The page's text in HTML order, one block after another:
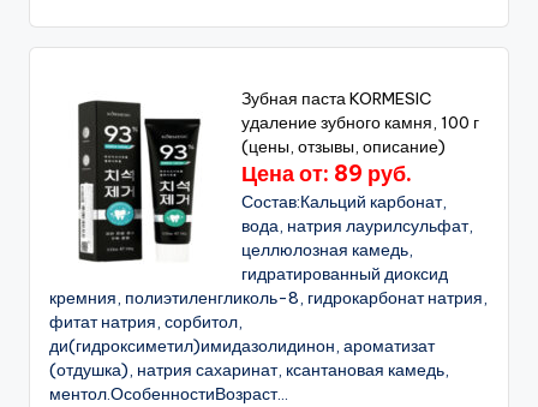
Зубная паста KORMESIC
удаление зубного камня, 100 г
(цены, отзывы, описание)
Цена от: 89 руб.
Состав:Кальций карбонат,
вода, натрия лаурилсульфат,
целлюлозная камедь,
гидратированный диоксид
кремния, полиэтиленгликоль-8, гидрокарбонат натрия,
фитат натрия, сорбитол,
ди(гидроксиметил)имидазолидинон, ароматизат
(отдушка), натрия сахаринат, ксантановая камедь,
ментол.ОсобенностиВозраст...